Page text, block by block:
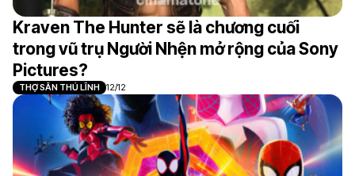
Kraven The Hunter sẽ là chương cuối
trong vũ trụ Người Nhện mở rộng của Sony
Pictures?
THỢ SĂN THỦ LĨNH 12/12